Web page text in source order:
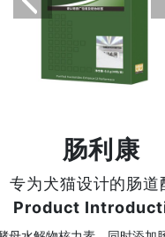
肠利康
专为犬猫设计的肠道
Product